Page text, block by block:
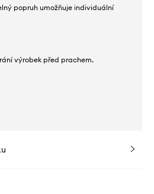
popruh umožňuje individuální
výrobek před prachem.